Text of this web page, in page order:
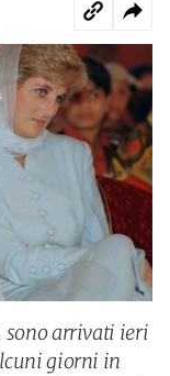
sono arrivati ieri
giorni in